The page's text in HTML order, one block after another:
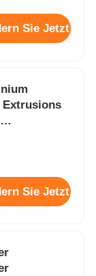
Sie Jetzt
Extrusions
Sie Jetzt